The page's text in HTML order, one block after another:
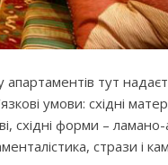
апартаментів тут
умови: східні
східні форми –
стрази і